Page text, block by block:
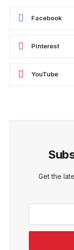
Facebook
Pinterest
YouTube
Get the